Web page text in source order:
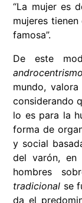
“La mujer es
mujeres
famosa”.
De este
androcentrismo
mundo,
considerando
lo es para la
forma de
y social
del varón,
hombres
tradicional se
da el